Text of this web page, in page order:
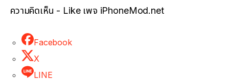
ความคิดเห็น - Like เพจ iPhoneMod.net
Facebook
X
LINE